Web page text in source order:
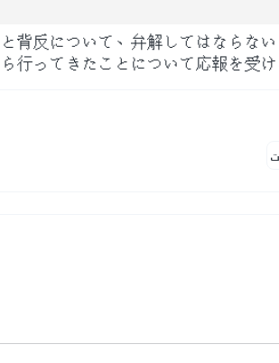
背反について、弁解してはならな
行ってきたことについて応報を受け